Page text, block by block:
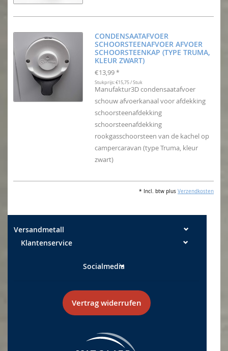
CONDENSAATAFVOER
SCHOORSTEENAFVOER AFVOER
SCHOORSTEENKAP (TYPE TRUMA,
KLEUR ZWART)
€13,99 *
Stukprijs: €15,75 / Stuk
Manufaktur3D condensaatafvoer
schouw afvoerkanaal voor afdekking
schoorsteenafdekking
schoorsteenafdekking
rookgasschoorsteen van de kachel op
campercaravan (type Truma, kleur
zwart)
* Incl. btw plus Verzendkosten
Versandmetall
Klantenservice
Socialmedia
Vertrag widerrufen